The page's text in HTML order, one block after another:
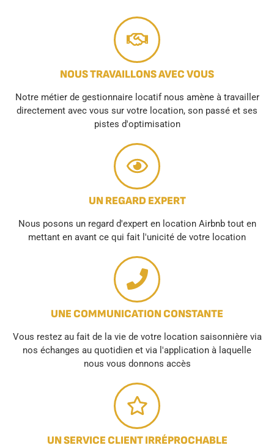
NOUS TRAVAILLONS AVEC VOUS
Notre métier de gestionnaire locatif nous amène à travailler
directement avec vous sur votre location, son passé et ses
pistes d'optimisation
UN REGARD EXPERT
Nous posons un regard d'expert en location Airbnb tout en
mettant en avant ce qui fait l'unicité de votre location
UNE COMMUNICATION CONSTANTE
Vous restez au fait de la vie de votre location saisonnière via
nos échanges au quotidien et via l'application à laquelle
nous vous donnons accès
UN SERVICE CLIENT IRRÉPROCHABLE